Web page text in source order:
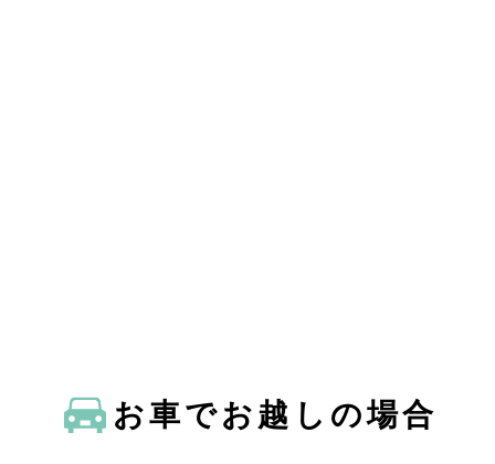
お車でお越しの場合